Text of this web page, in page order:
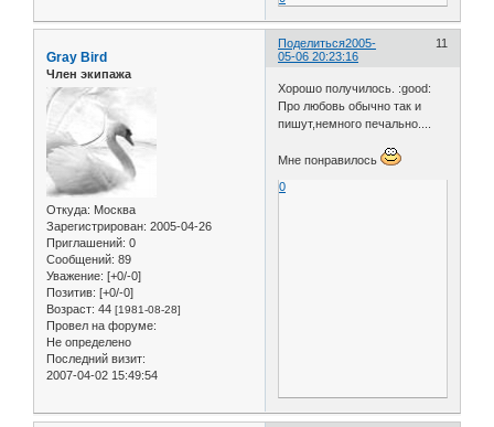
Поделиться 11
2005-
05-06 20:23:16
Gray Bird
Член экипажа
Откуда: Москва
Зарегистрирован: 2005-04-26
Приглашений: 0
Сообщений: 89
Уважение: [+0/-0]
Позитив: [+0/-0]
Возраст: 44 [1981-08-28]
Провел на форуме:
Не определено
Последний визит:
2007-04-02 15:49:54
Хорошо получилось. :good:
Про любовь обычно так и
пишут,немного печально....
Мне понравилось
0